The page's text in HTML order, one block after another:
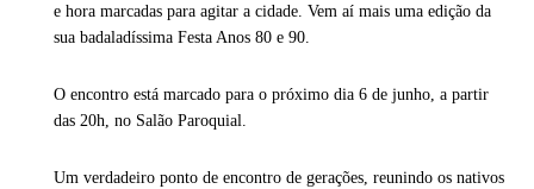
e hora marcadas para agitar a cidade. Vem aí mais uma edição da
sua badaladíssima Festa Anos 80 e 90.
O encontro está marcado para o próximo dia 6 de junho, a partir
das 20h, no Salão Paroquial.
Um verdadeiro ponto de encontro de gerações, reunindo os nativos